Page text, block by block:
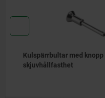
Kulspärrbultar med
skjuvhållfasthet